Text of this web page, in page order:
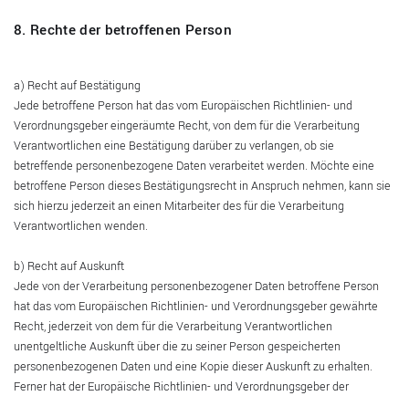
8. Rechte der betroffenen Person
a) Recht auf Bestätigung
Jede betroffene Person hat das vom Europäischen Richtlinien- und
Verordnungsgeber eingeräumte Recht, von dem für die Verarbeitung
Verantwortlichen eine Bestätigung darüber zu verlangen, ob sie
betreffende personenbezogene Daten verarbeitet werden. Möchte eine
betroffene Person dieses Bestätigungsrecht in Anspruch nehmen, kann sie
sich hierzu jederzeit an einen Mitarbeiter des für die Verarbeitung
Verantwortlichen wenden.
b) Recht auf Auskunft
Jede von der Verarbeitung personenbezogener Daten betroffene Person
hat das vom Europäischen Richtlinien- und Verordnungsgeber gewährte
Recht, jederzeit von dem für die Verarbeitung Verantwortlichen
unentgeltliche Auskunft über die zu seiner Person gespeicherten
personenbezogenen Daten und eine Kopie dieser Auskunft zu erhalten.
Ferner hat der Europäische Richtlinien- und Verordnungsgeber der